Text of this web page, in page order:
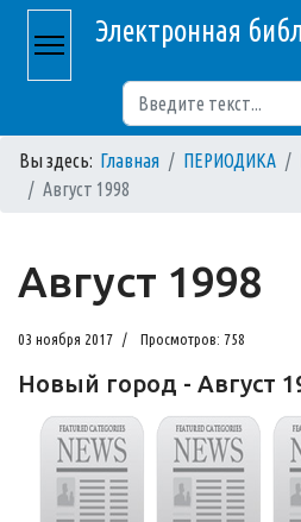
Электронная
Вы здесь: Главная ПЕРИОДИКА
Август 1998
Август 1998
03 ноября 2017 Просмотров: 758
Новый город - Август